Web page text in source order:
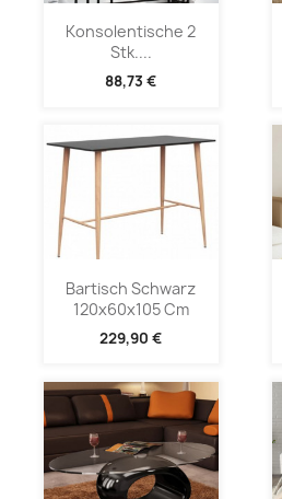
Konsolentische 2
Stk....
88,73 €
Bartisch Schwarz
120x60x105 Cm
229,90 €